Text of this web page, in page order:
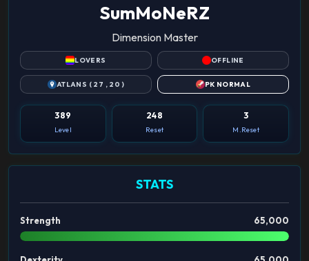
SumMoNeRZ
Dimension Master
LOVERS OFFLINE
ATLANS ( 27 , 20 ) PK NORMAL
389
Level
248
Reset
3
M.Reset
STATS
Strength 65,000